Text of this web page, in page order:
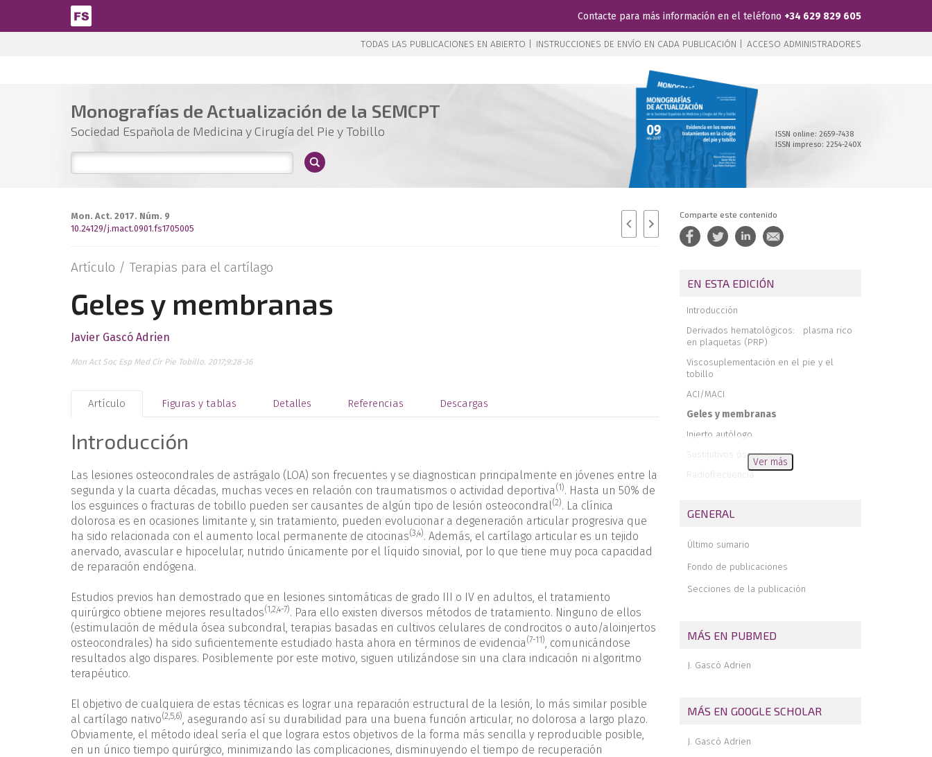
Pasar al contenido principal
Contacte para más información en el teléfono +34 629 829 605
TODAS LAS PUBLICACIONES EN ABIERTO | INSTRUCCIONES DE ENVÍO EN CADA PUBLICACIÓN | ACCESO ADMINISTRADORES
Monografías de Actualización de la SEMCPT
Sociedad Española de Medicina y Cirugía del Pie y Tobillo
ISSN online: 2659-7438
ISSN impreso: 2254-240X
Mon. Act. 2017. Núm. 9
10.24129/j.mact.0901.fs1705005
Artículo / Terapias para el cartílago
Geles y membranas
Javier Gascó Adrien
Mon Act Soc Esp Med Cir Pie Tobillo. 2017;9:28-36
Artículo Figuras y tablas Detalles Referencias Descargas
Introducción
Las lesiones osteocondrales de astrágalo (LOA) son frecuentes y se diagnostican principalmente en jóvenes entre la
segunda y la cuarta décadas, muchas veces en relación con traumatismos o actividad deportiva(1). Hasta un 50% de
los esguinces o fracturas de tobillo pueden ser causantes de algún tipo de lesión osteocondral(2). La clínica
dolorosa es en ocasiones limitante y, sin tratamiento, pueden evolucionar a degeneración articular progresiva que
ha sido relacionada con el aumento local permanente de citocinas(3,4). Además, el cartílago articular es un tejido
anervado, avascular e hipocelular, nutrido únicamente por el líquido sinovial, por lo que tiene muy poca capacidad
de reparación endógena.
Estudios previos han demostrado que en lesiones sintomáticas de grado III o IV en adultos, el tratamiento
quirúrgico obtiene mejores resultados(1,2,4-7). Para ello existen diversos métodos de tratamiento. Ninguno de ellos
(estimulación de médula ósea subcondral, terapias basadas en cultivos celulares de condrocitos o auto/aloinjertos
osteocondrales) ha sido suficientemente estudiado hasta ahora en términos de evidencia(7-11), comunicándose
resultados algo dispares. Posiblemente por este motivo, siguen utilizándose sin una clara indicación ni algoritmo
terapéutico.
El objetivo de cualquiera de estas técnicas es lograr una reparación estructural de la lesión, lo más similar posible
al cartílago nativo(2,5,6), asegurando así su durabilidad para una buena función articular, no dolorosa a largo plazo.
Obviamente, el método ideal sería el que lograra estos objetivos de la forma más sencilla y reproducible posible,
en un único tiempo quirúrgico, minimizando las complicaciones, disminuyendo el tiempo de recuperación
Comparte este contenido
EN ESTA EDICIÓN
Introducción
Derivados hematológicos: plasma rico
en plaquetas (PRP)
Viscosuplementación en el pie y el
tobillo
ACI/MACI
Geles y membranas
Injerto autólogo
Sustitutivos óseos
Radiofrecuencia
ortopédica
Ver más
GENERAL
Último sumario
Fondo de publicaciones
Secciones de la publicación
MÁS EN PUBMED
J. Gascó Adrien
MÁS EN GOOGLE SCHOLAR
J. Gascó Adrien